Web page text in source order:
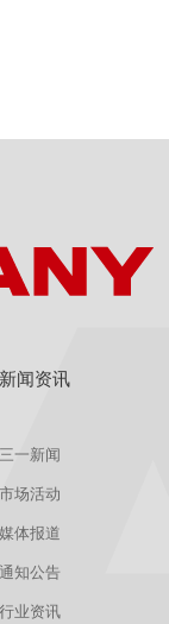
新闻资讯
三一新闻
市场活动
媒体报道
通知公告
行业资讯